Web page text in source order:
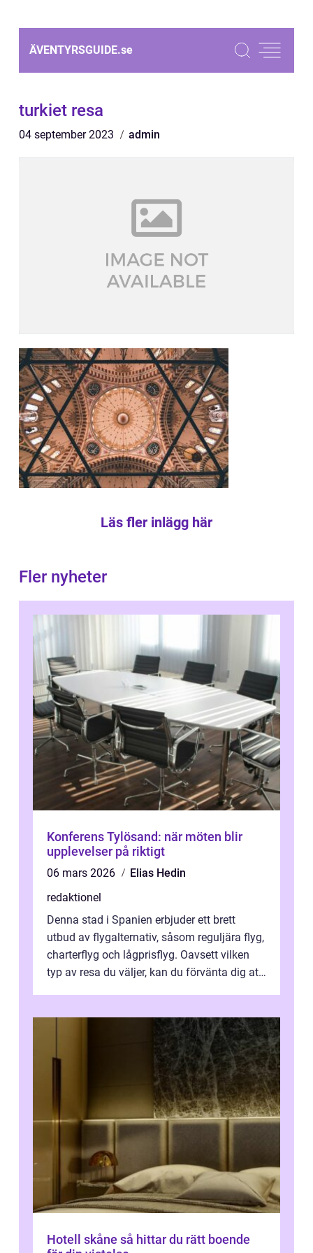
ÄVENTYRSGUIDE.se
turkiet resa
04 september 2023 admin
Läs fler inlägg här
Fler nyheter
Konferens Tylösand: när möten blir
upplevelser på riktigt
06 mars 2026
Elias Hedin
redaktionel
Denna stad i Spanien erbjuder ett brett
utbud av flygalternativ, såsom reguljära flyg,
charterflyg och lågprisflyg. Oavsett vilken
typ av resa du väljer, kan du förvänta dig att
Hotell skåne så hittar du rätt boende